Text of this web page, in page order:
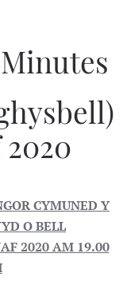
CYMUNED Y
O BELL
2020 AM 19.00